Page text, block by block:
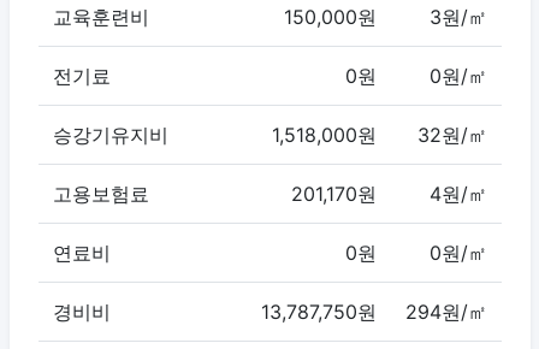
교육훈련비 150,000원 3원/㎡
전기료 0원 0원/㎡
승강기유지비 1,518,000원 32원/㎡
고용보험료 201,170원 4원/㎡
연료비 0원 0원/㎡
경비비 13,787,750원 294원/㎡